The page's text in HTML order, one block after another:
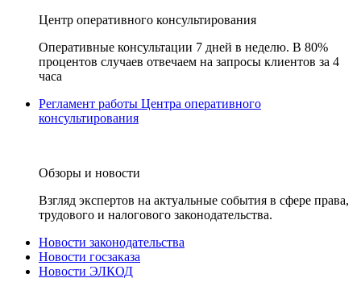
Центр оперативного консультирования
Оперативные консультации 7 дней в неделю. В 80%
процентов случаев отвечаем на запросы клиентов за 4
часа
Регламент работы Центра оперативного
консультирования
Обзоры и новости
Взгляд экспертов на актуальные события в сфере права,
трудового и налогового законодательства.
Новости законодательства
Новости госзаказа
Новости ЭЛКОД